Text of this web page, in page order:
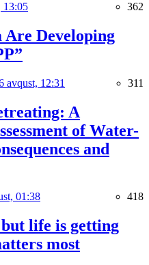
13:05 362
Developing
avqust, 12:31 311
A
of Water-
and
01:38 418
life is getting
most